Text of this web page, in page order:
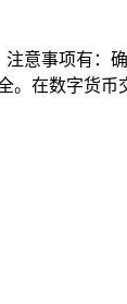
意事项有：
。在数字货币